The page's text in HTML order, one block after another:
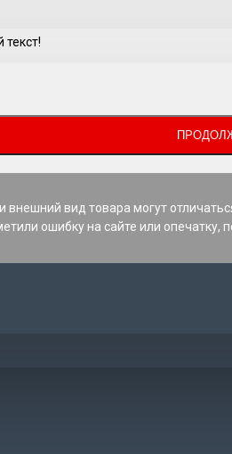
внешний вид товара могут
ошибку на сайте или опечатку,